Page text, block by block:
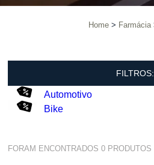
Home Farmácia
FILTROS:
Automotivo
Bike
FORAM ENCONTRADOS0 PRODUTOS